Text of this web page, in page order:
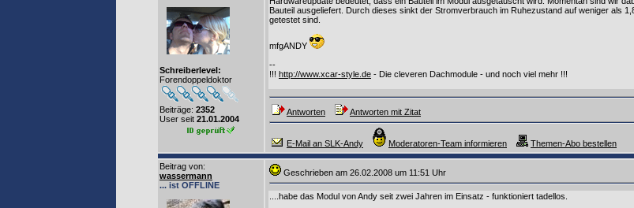
Schreiberlevel:
Forendoppeldoktor
Beiträge: 2352
User seit 21.01.2004
Bauteil ausgeliefert. Durch dieses sinkt der Stromverbrauch im Ruhezustand auf weniger als
getestet sind.
mfgANDY
--
!!! http://www.xcar-style.de - Die cleveren Dachmodule - und noch viel mehr !!!
Antworten Antworten mit Zitat
E-Mail an SLK-Andy Moderatoren-Team informieren Themen-Abo bestellen
Beitrag von:
wassermann
... ist OFFLINE
Geschrieben am 26.02.2008 um 11:51 Uhr
....habe das Modul von Andy seit zwei Jahren im Einsatz - funktioniert tadellos.